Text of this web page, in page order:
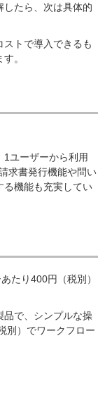
したら、次は具体的
ストで導入できるも
。
ユーザーから利用
求書発行機能や問い
る機能も充実してい
たり400円（税別）
品で、シンプルな操
別）でワークフロー